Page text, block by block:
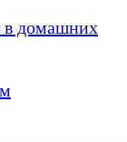
в домашних